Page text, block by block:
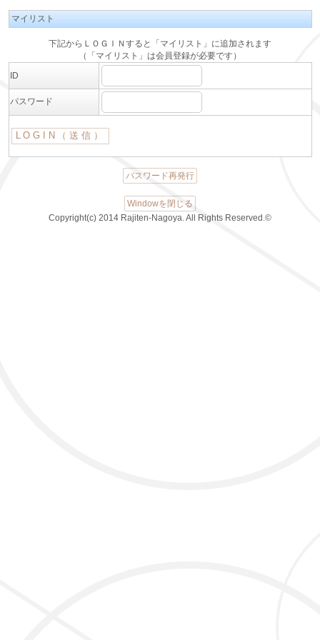
マイリスト
下記からＬＯＧＩＮすると「マイリスト」に追加されます
（「マイリスト」は会員登録が必要です）
ID
パスワード
パスワード再発行
Windowを閉じる
Copyright(c) 2014 Rajiten-Nagoya. All Rights Reserved.©